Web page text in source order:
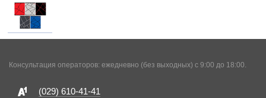
Консультация операторов: ежедневно (без выходных) с 9:00 до 18:00.
(029) 610-41-41